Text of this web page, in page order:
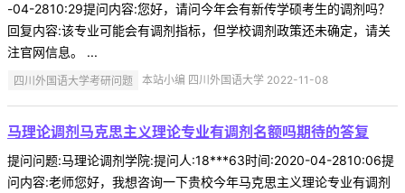
-04-2810:29提问内容:您好，请问今年会有新传学硕考生的调剂吗？
回复内容:该专业可能会有调剂指标，但学校调剂政策还未确定，请关
注官网信息。 ...
四川外国语大学考研问题 本站小编 四川外国语大学 2022-11-08
马理论调剂马克思主义理论专业有调剂名额吗期待的答复
提问问题:马理论调剂学院:提问人:18***63时间:2020-04-2810:06提
问内容:老师您好，我想咨询一下贵校今年马克思主义理论专业有调剂